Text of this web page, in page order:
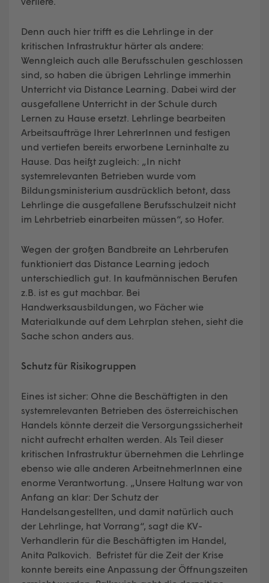
Denn auch hier trifft es die Lehrlinge in der
kritischen Infrastruktur härter als andere:
Wenngleich auch alle Berufsschulen geschlossen
sind, so haben die übrigen Lehrlinge immerhin
Unterricht via Distance Learning. Dabei wird der
ausgefallene Unterricht in der Schule durch
Lernen zu Hause ersetzt. Lehrlinge bearbeiten
Arbeitsaufträge Ihrer LehrerInnen und festigen
und vertiefen bereits erworbene Lerninhalte zu
Hause. Das heißt zugleich: „In nicht
systemrelevanten Betrieben wurde vom
Bildungsministerium ausdrücklich betont, dass
Lehrlinge die ausgefallene Berufsschulzeit nicht
im Lehrbetrieb einarbeiten müssen“, so Hofer.
Wegen der großen Bandbreite an Lehrberufen
funktioniert das Distance Learning jedoch
unterschiedlich gut. In kaufmännischen Berufen
z.B. ist es gut machbar. Bei
Handwerksausbildungen, wo Fächer wie
Materialkunde auf dem Lehrplan stehen, sieht die
Sache schon anders aus.
Schutz für Risikogruppen
Eines ist sicher: Ohne die Beschäftigten in den
systemrelevanten Betrieben des österreichischen
Handels könnte derzeit die Versorgungssicherheit
nicht aufrecht erhalten werden. Als Teil dieser
kritischen Infrastruktur übernehmen die Lehrlinge
ebenso wie alle anderen ArbeitnehmerInnen eine
enorme Verantwortung. „Unsere Haltung war von
Anfang an klar: Der Schutz der
Handelsangestellten, und damit natürlich auch
der Lehrlinge, hat Vorrang“, sagt die KV-
Verhandlerin für die Beschäftigten im Handel,
Anita Palkovich. Befristet für die Zeit der Krise
konnte bereits eine Anpassung der Öffnungszeiten